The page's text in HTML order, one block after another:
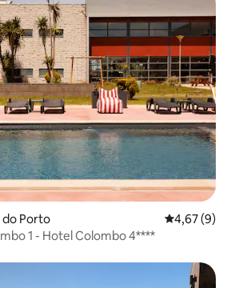
do Porto 4,67 de uma
4,67 (9)
1 - Hotel Colombo 4****